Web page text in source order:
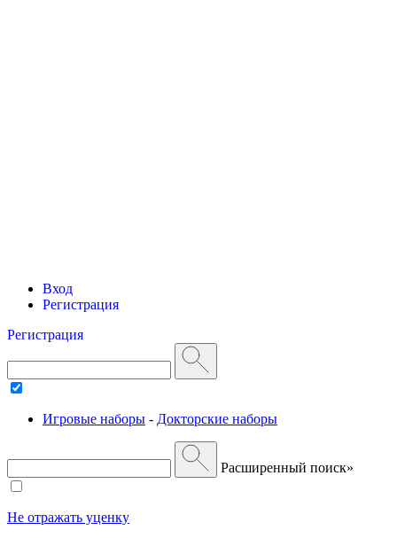
Вход
Регистрация
Регистрация
Игровые наборы - Докторские наборы
Расширенный поиск»
Не отражать уценку